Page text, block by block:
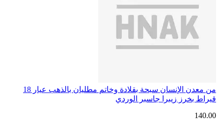
من معدن الإنسان سبحة بقلادة وخاتم مطليان بالذهب عيار 18
قيراط بخرز زيبرا جاسبر الوردي
140.00